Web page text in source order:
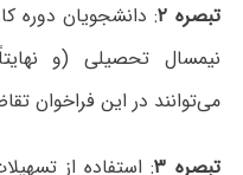
تبصره ۲ : دانشجویان دوره
می‌توانند در این فراخوان
تبصره ۳ : استفاده از